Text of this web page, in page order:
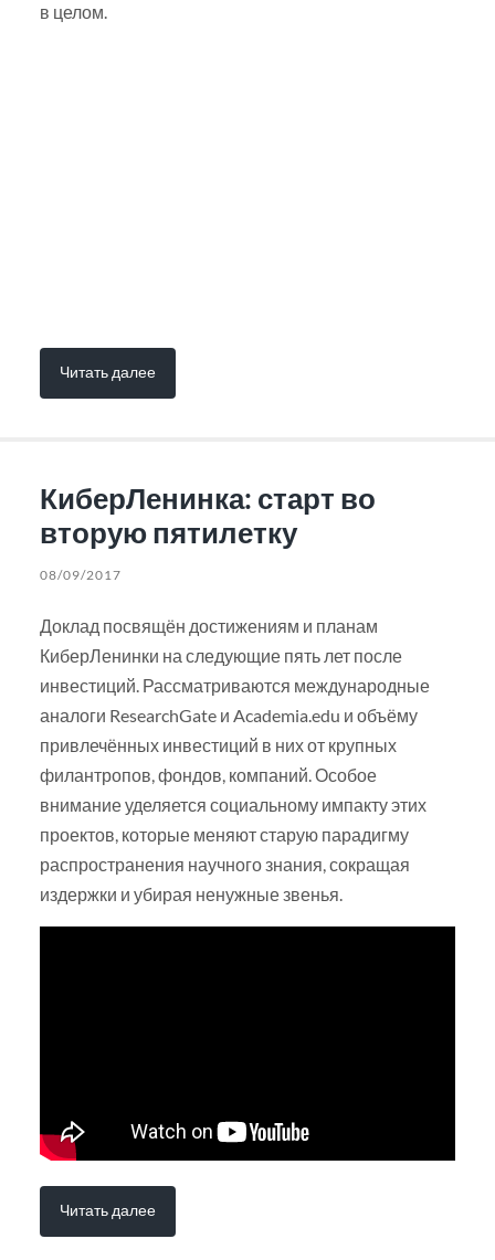
в целом.
Читать далее
КиберЛенинка: старт во
вторую пятилетку
08/09/2017
Доклад посвящён достижениям и планам
КиберЛенинки на следующие пять лет после
инвестиций. Рассматриваются международные
аналоги ResearchGate и Academia.edu и объёму
привлечённых инвестиций в них от крупных
филантропов, фондов, компаний. Особое
внимание уделяется социальному импакту этих
проектов, которые меняют старую парадигму
распространения научного знания, сокращая
издержки и убирая ненужные звенья.
Читать далее